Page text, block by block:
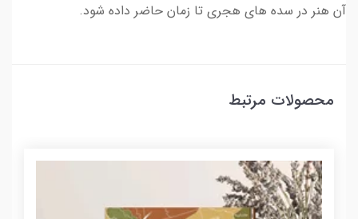
آن هنر در سده های هجری تا زمان حاضر داده شود.
محصولات مرتبط